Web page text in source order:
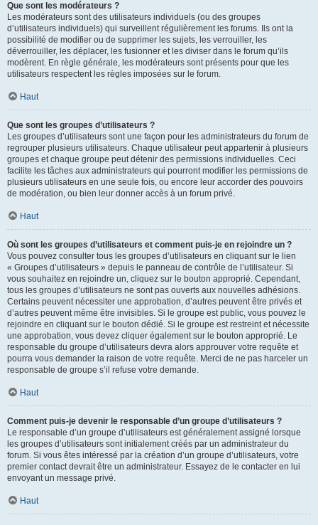
Que sont les modérateurs ?
Les modérateurs sont des utilisateurs individuels (ou des groupes
d’utilisateurs individuels) qui surveillent régulièrement les forums. Ils ont la
possibilité de modifier ou de supprimer les sujets, les verrouiller, les
déverrouiller, les déplacer, les fusionner et les diviser dans le forum qu’ils
modèrent. En règle générale, les modérateurs sont présents pour que les
utilisateurs respectent les règles imposées sur le forum.
Haut
Que sont les groupes d’utilisateurs ?
Les groupes d’utilisateurs sont une façon pour les administrateurs du forum de
regrouper plusieurs utilisateurs. Chaque utilisateur peut appartenir à plusieurs
groupes et chaque groupe peut détenir des permissions individuelles. Ceci
facilite les tâches aux administrateurs qui pourront modifier les permissions de
plusieurs utilisateurs en une seule fois, ou encore leur accorder des pouvoirs
de modération, ou bien leur donner accès à un forum privé.
Haut
Où sont les groupes d’utilisateurs et comment puis-je en rejoindre un ?
Vous pouvez consulter tous les groupes d’utilisateurs en cliquant sur le lien
« Groupes d’utilisateurs » depuis le panneau de contrôle de l’utilisateur. Si
vous souhaitez en rejoindre un, cliquez sur le bouton approprié. Cependant,
tous les groupes d’utilisateurs ne sont pas ouverts aux nouvelles adhésions.
Certains peuvent nécessiter une approbation, d’autres peuvent être privés et
d’autres peuvent même être invisibles. Si le groupe est public, vous pouvez le
rejoindre en cliquant sur le bouton dédié. Si le groupe est restreint et nécessite
une approbation, vous devez cliquer également sur le bouton approprié. Le
responsable du groupe d’utilisateurs devra alors approuver votre requête et
pourra vous demander la raison de votre requête. Merci de ne pas harceler un
responsable de groupe s’il refuse votre demande.
Haut
Comment puis-je devenir le responsable d’un groupe d’utilisateurs ?
Le responsable d’un groupe d’utilisateurs est généralement assigné lorsque
les groupes d’utilisateurs sont initialement créés par un administrateur du
forum. Si vous êtes intéressé par la création d’un groupe d’utilisateurs, votre
premier contact devrait être un administrateur. Essayez de le contacter en lui
envoyant un message privé.
Haut